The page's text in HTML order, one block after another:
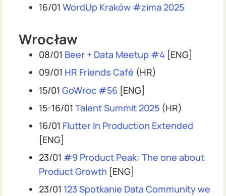
16/01 WordUp Kraków #zima 2025
Wrocław
08/01 Beer + Data Meetup #4 [ENG]
09/01 HR Friends Café (HR)
15/01 GoWroc #56 [ENG]
15-16/01 Talent Summit 2025 (HR)
16/01 Flutter In Production Extended
[ENG]
23/01 #9 Product Peak: The one about
Product Growth [ENG]
23/01 123 Spotkanie Data Community we